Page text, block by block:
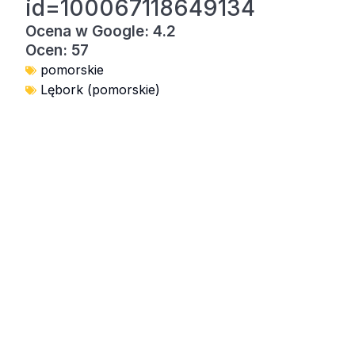
id=100067118649134
Ocena w Google: 4.2
Ocen: 57
pomorskie
Lębork (pomorskie)